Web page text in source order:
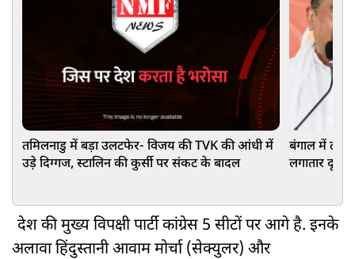
तमिलनाडु में बड़ा उलटफेर- विजय की TVK की आंधी में
उड़े दिग्गज, स्टालिन की कुर्सी पर संकट के बादल
बंगाल में ढह
लगातार
देश की मुख्य विपक्षी पार्टी कांग्रेस 5 सीटों पर आगे है. इनके
अलावा हिंदुस्तानी आवाम मोर्चा (सेक्युलर) और